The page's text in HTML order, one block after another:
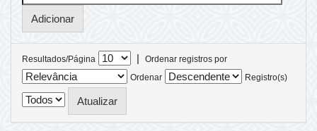
Resultados/Página |
Ordenar registros por
Ordenar
Registro(s)